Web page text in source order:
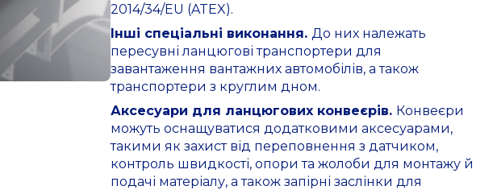
2014/34/EU (ATEX).
Інші спеціальні виконання. До них належать
пересувні ланцюгові транспортери для
завантаження вантажних автомобілів, а також
транспортери з круглим дном.
Аксесуари для ланцюгових конвеєрів. Конвеєри
можуть оснащуватися додатковими аксесуарами,
такими як захист від переповнення з датчиком,
контроль швидкості, опори та жолоби для монтажу й
подачі матеріалу, а також запірні заслінки для